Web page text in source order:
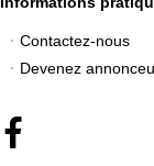
Contactez-nous
Devenez